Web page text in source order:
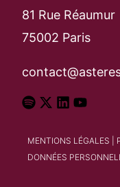
81 Rue Réaumur
75002 Paris
MENTIONS LÉGALES
DONNÉES